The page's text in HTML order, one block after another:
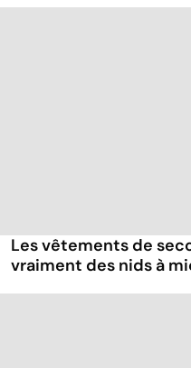
Les vêtements de
vraiment des nids à